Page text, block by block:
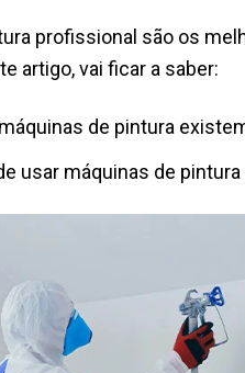
profissional são os
artigo, vai ficar a saber:
de pintura
usar máquinas de